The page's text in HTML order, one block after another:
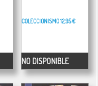
COLECCIONISMO12,95 €
NO DISPONIBLE